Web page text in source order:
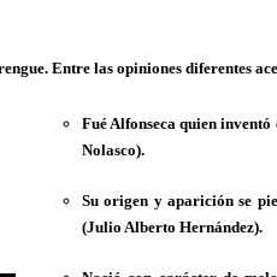
Entre las opiniones diferentes
Fué Alfonseca quien
Nolasco).
Su origen y aparición se
(Julio Alberto Hernández).